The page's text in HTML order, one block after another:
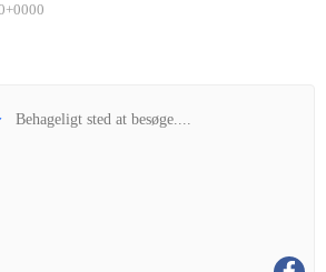
Behageligt sted at besøge....